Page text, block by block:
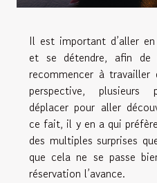
Il est important d’aller
et se détendre, afin de
recommencer à
perspective, plusieurs
déplacer pour aller
ce fait, il y en a qui
des multiples surprises
que cela ne se passe
réservation l’avance.